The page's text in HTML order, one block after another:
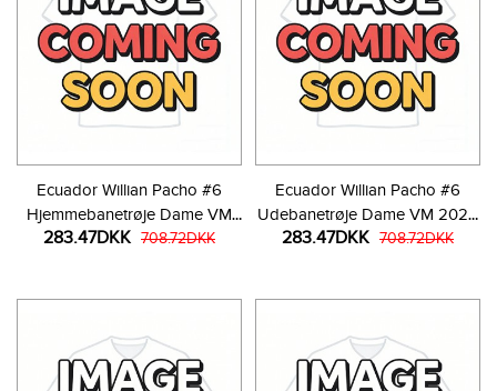
Ecuador Willian Pacho #6
Hjemmebanetrøje Dame VM
2026 Kortærmet
283.47DKK 708.72DKK
Ecuador Willian Pacho #6
Udebanetrøje Dame VM 2026
Kortærmet
283.47DKK 708.72DKK